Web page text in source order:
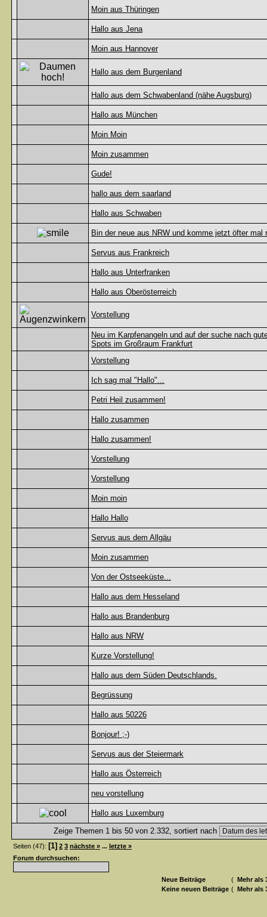
Moin aus Thüringen
Hallo aus Jena
Moin aus Hannover
Hallo aus dem Burgenland
Hallo aus dem Schwabenland (nähe Augsburg)
Hallo aus München
Moin Moin
Moin zusammen
Gude!
hallo aus dem saarland
Hallo aus Schwaben
Bin der neue aus NRW und komme jetzt öfter mal
Servus aus Frankreich
Hallo aus Unterfranken
Hallo aus Oberösterreich
Vorstellung
Neu im Karpfenangeln und auf der suche nach
Spots im Großraum Frankfurt
Vorstellung
Ich sag mal "Hallo"...
Petri Heil zusammen!
Hallo zusammen
Hallo zusammen!
Vorstellung
Vorstellung
Moin moin
Hallo Hallo
Servus aus dem Allgäu
Moin zusammen
Von der Ostseeküste...
Hallo aus dem Hesseland
Hallo aus Brandenburg
Hallo aus NRW
Kurze Vorstellung!
Hallo aus dem Süden Deutschlands.
Begrüssung
Hallo aus 50226
Bonjour! ;-)
Servus aus der Steiermark
Hallo aus Österreich
neu vorstellung
Hallo aus Luxemburg
Zeige Themen 1 bis 50 von 2.332, sortiert nach
Seiten (47): [1] 2 3 nächste » ... letzte »
Forum durchsuchen:
Neue Beiträge ( Mehr als
Keine neuen Beiträge ( Mehr als